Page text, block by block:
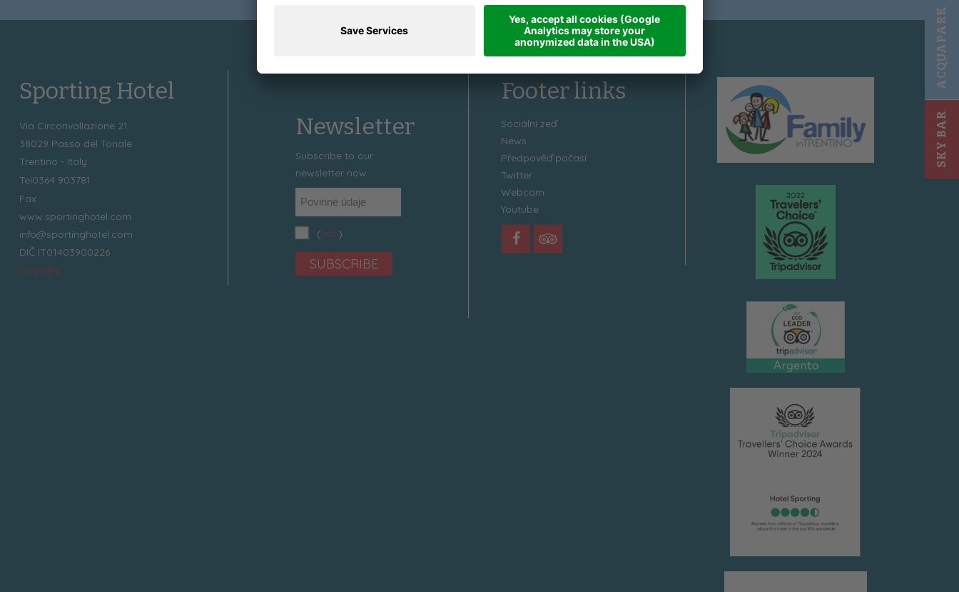
SKY BAR
ACQUAPARK
Sporting Hotel
Via Circonvallazione 21
38029 Passo del Tonale
Trentino - Italy
Tel0364 903781
Fax
www.sportinghotel.com
info@sportinghotel.com
DIČ IT01403900226
Umístění
Newsletter
Subscribe to our
newsletter now
(Info)
SUBSCRIBE
Footer links
Sociální zeď
News
Předpověď počasí
Twitter
Webcam
Youtube